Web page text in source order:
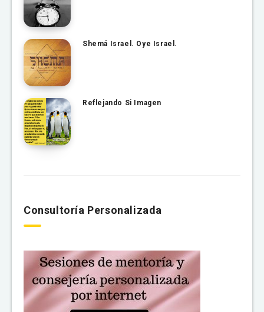
Shemá Israel. Oye Israel.
Reflejando Si Imagen
Consultoría Personalizada